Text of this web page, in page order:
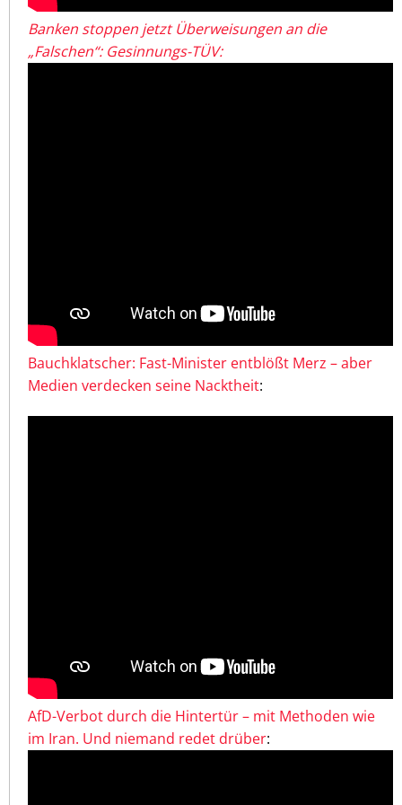
Banken stoppen jetzt Überweisungen an die
„Falschen“: Gesinnungs-TÜV:
Bauchklatscher: Fast-Minister entblößt Merz – aber
Medien verdecken seine Nacktheit:
AfD-Verbot durch die Hintertür – mit Methoden wie
im Iran. Und niemand redet drüber: